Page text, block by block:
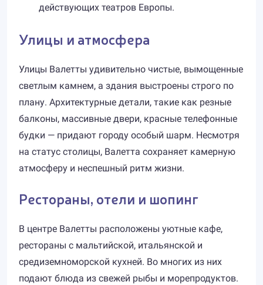
действующих театров Европы.
Улицы и атмосфера
Улицы Валетты удивительно чистые, вымощенные
светлым камнем, а здания выстроены строго по
плану. Архитектурные детали, такие как резные
балконы, массивные двери, красные телефонные
будки — придают городу особый шарм. Несмотря
на статус столицы, Валетта сохраняет камерную
атмосферу и неспешный ритм жизни.
Рестораны, отели и шопинг
В центре Валетты расположены уютные кафе,
рестораны с мальтийской, итальянской и
средиземноморской кухней. Во многих из них
подают блюда из свежей рыбы и морепродуктов.